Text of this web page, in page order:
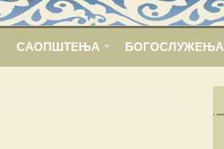
САОПШТЕЊА БОГОСЛУЖЕЊА